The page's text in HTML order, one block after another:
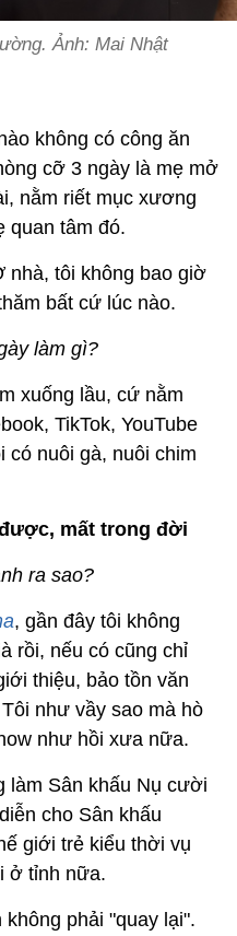
Ảnh: Mai Nhật
không có công ăn
cỡ 3 ngày là mẹ mở
nằm riết mục xương
quan tâm đó.
nhà, tôi không bao giờ
bất cứ lúc nào.
làm gì?
xuống lầu, cứ nằm
TikTok, YouTube
có nuôi gà, nuôi chim
mất trong đời
ra sao?
, gần đây tôi không
rồi, nếu có cũng chỉ
thiệu, bảo tồn văn
như vầy sao mà hò
như hồi xưa nữa.
làm Sân khấu Nụ cười
cho Sân khấu
giới trẻ kiểu thời vụ
ở tỉnh nữa.
phải "quay lại".